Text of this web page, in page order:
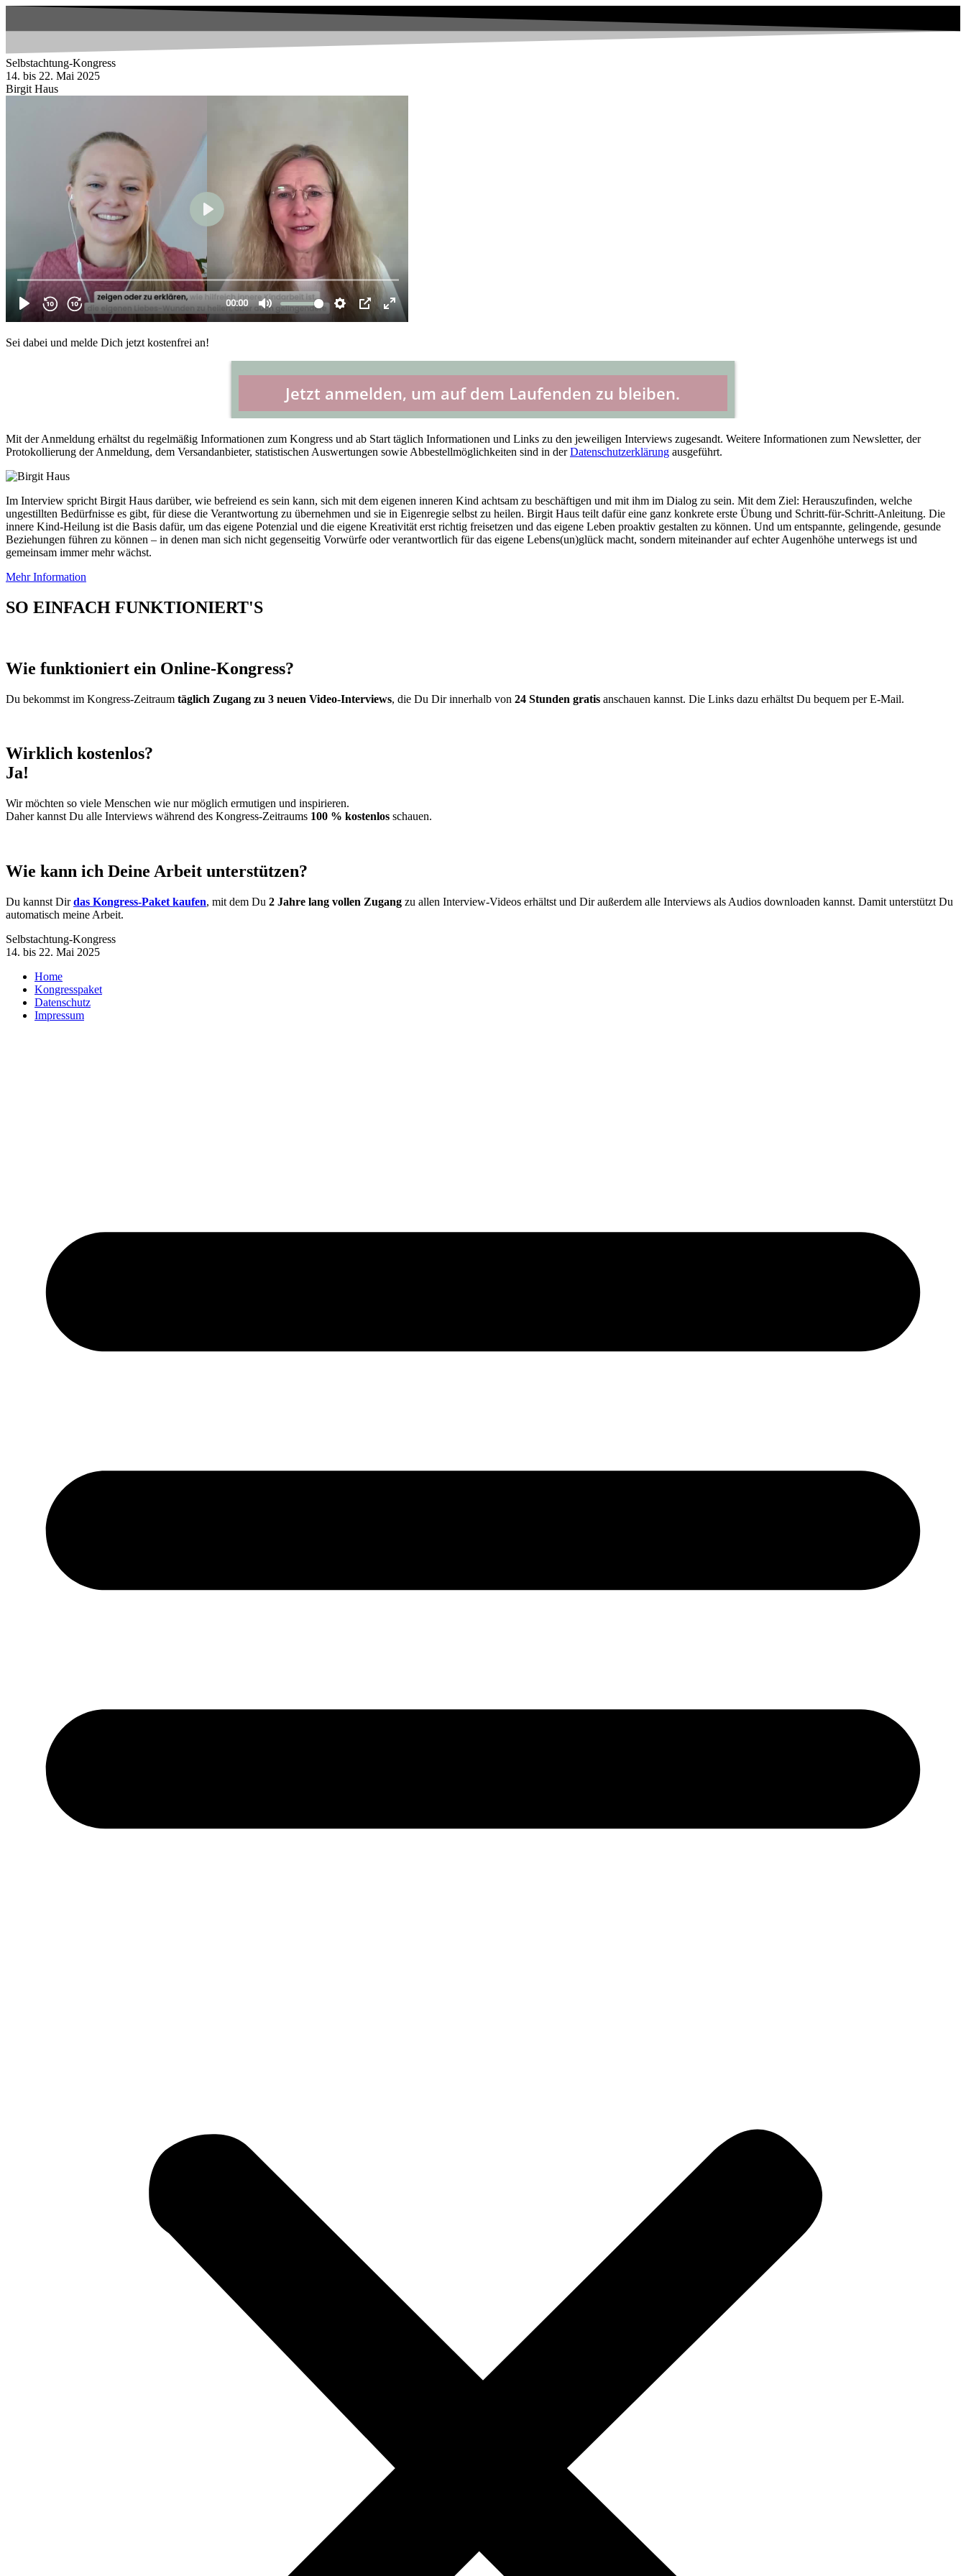
Selbstachtung-Kongress
14. bis 22. Mai 2025
Birgit Haus
Sei dabei und melde Dich jetzt kostenfrei an!
Mit der Anmeldung erhältst du regelmäßig Informationen zum Kongress und ab Start täglich Informationen und Links zu den jeweiligen Interviews zugesandt. Weitere Informationen zum Newsletter, der
Protokollierung der Anmeldung, dem Versandanbieter, statistischen Auswertungen sowie Abbestellmöglichkeiten sind in derDatenschutzerklärung ausgeführt.
Im Interview spricht Birgit Haus darüber, wie befreiend es sein kann, sich mit dem eigenen inneren Kind achtsam zu beschäftigen und mit ihm im Dialog zu sein. Mit dem Ziel: Herauszufinden, welche
ungestillten Bedürfnisse es gibt, für diese die Verantwortung zu übernehmen und sie in Eigenregie selbst zu heilen. Birgit Haus teilt dafür eine ganz konkrete erste Übung und Schritt-für-Schritt-Anleitung. Die
innere Kind-Heilung ist die Basis dafür, um das eigene Potenzial und die eigene Kreativität erst richtig freisetzen und das eigene Leben proaktiv gestalten zu können. Und um entspannte, gelingende, gesunde
Beziehungen führen zu können – in denen man sich nicht gegenseitig Vorwürfe oder verantwortlich für das eigene Lebens(un)glück macht, sondern miteinander auf echter Augenhöhe unterwegs ist und
gemeinsam immer mehr wächst.
Mehr Information
SO EINFACH FUNKTIONIERT'S
Wie funktioniert ein Online-Kongress?
Du bekommst im Kongress-Zeitraum täglich Zugang zu 3 neuen Video-Interviews, die Du Dir innerhalb von 24 Stunden gratis anschauen kannst. Die Links dazu erhältst Du bequem per E-Mail.
Wirklich kostenlos?
Ja!
Wir möchten so viele Menschen wie nur möglich ermutigen und inspirieren.
Daher kannst Du alle Interviews während des Kongress-Zeitraums 100 % kostenlos schauen.
Wie kann ich Deine Arbeit unterstützen?
Du kannst Dirdas Kongress-Paket kaufen, mit dem Du 2 Jahre lang vollen Zugang zu allen Interview-Videos erhältst und Dir außerdem alle Interviews als Audios downloaden kannst. Damit unterstützt Du
automatisch meine Arbeit.
Selbstachtung-Kongress
14. bis 22. Mai 2025
Home
Kongresspaket
Datenschutz
Impressum